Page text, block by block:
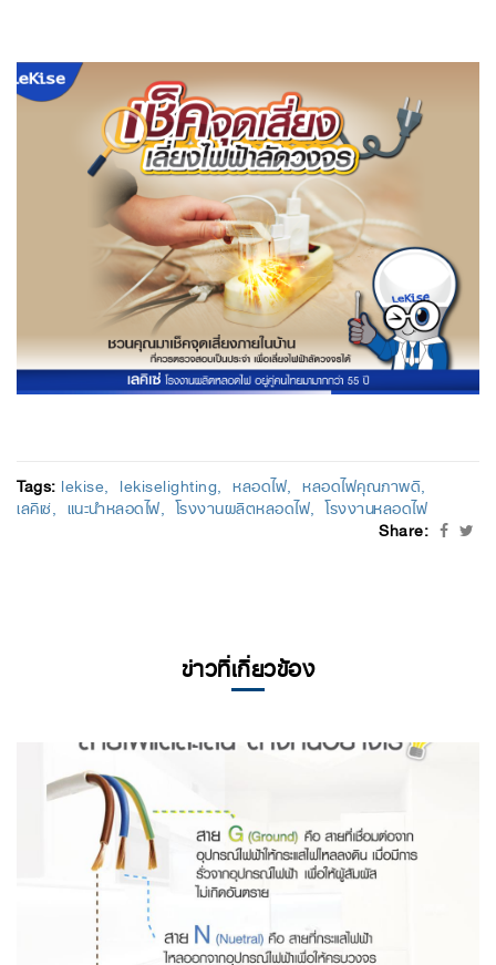
Tags: lekise lekiselighting หลอดไฟ หลอดไฟคุณภาพดี
เลคิเซ่ แนะนำหลอดไฟ โรงงานผลิตหลอดไฟ โรงงานหลอดไฟ
Share:
ข่าวที่เกี่ยวข้อง